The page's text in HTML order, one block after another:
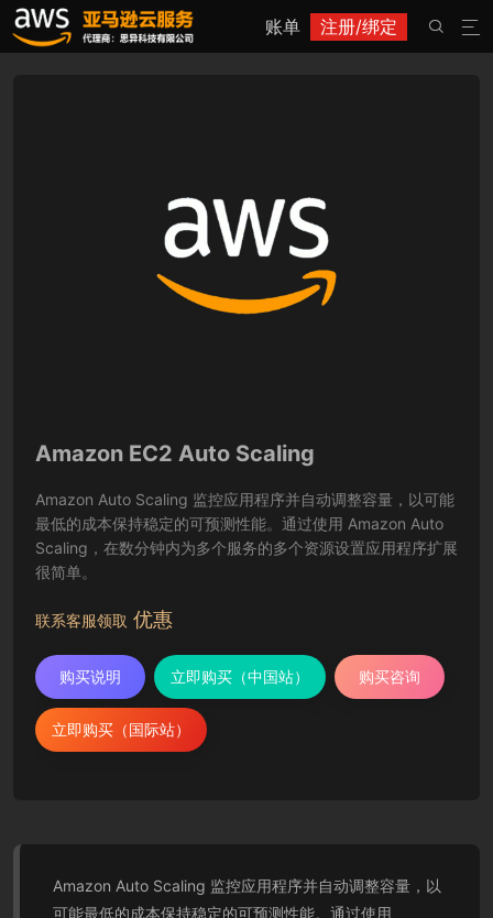
账单 注册/绑定 

Amazon EC2 Auto Scaling
Amazon Auto Scaling 监控应用程序并自动调整容量，以可能
最低的成本保持稳定的可预测性能。通过使用 Amazon Auto
Scaling，在数分钟内为多个服务的多个资源设置应用程序扩展
很简单。
联系客服领取 优惠
购买说明 立即购买（中国站） 购买咨询
立即购买（国际站）
Amazon Auto Scaling 监控应用程序并自动调整容量，以
可能最低的成本保持稳定的可预测性能。通过使用